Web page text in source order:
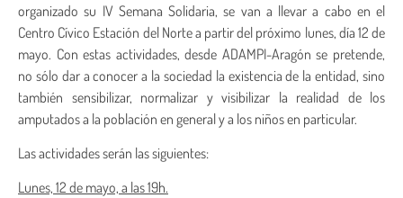
organizado su IV Semana Solidaria, se van a llevar a cabo en el
Centro Cívico Estación del Norte a partir del próximo lunes, día 12 de
mayo. Con estas actividades, desde ADAMPI-Aragón se pretende,
no sólo dar a conocer a la sociedad la existencia de la entidad, sino
también sensibilizar, normalizar y visibilizar la realidad de los
amputados a la población en general y a los niños en particular.
Las actividades serán las siguientes:
Lunes, 12 de mayo, a las 19h.